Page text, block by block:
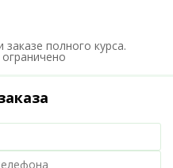
полного курса.